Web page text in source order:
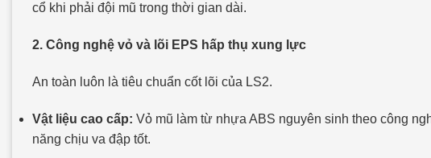
cổ khi phải đội mũ trong thời gian dài.
2. Công nghệ vỏ và lõi EPS hấp thụ xung lực
An toàn luôn là tiêu chuẩn cốt lõi của LS2.
Vật liệu cao cấp: Vỏ mũ làm từ nhựa ABS nguyên sinh theo công
năng chịu va đập tốt.